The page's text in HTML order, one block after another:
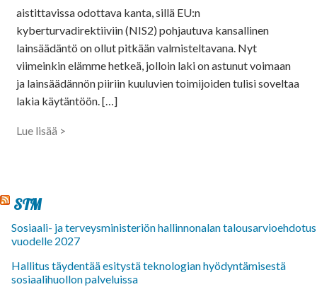
aistittavissa odottava kanta, sillä EU:n
kyberturvadirektiiviin (NIS2) pohjautuva kansallinen
lainsäädäntö on ollut pitkään valmisteltavana. Nyt
viimeinkin elämme hetkeä, jolloin laki on astunut voimaan
ja lainsäädännön piiriin kuuluvien toimijoiden tulisi soveltaa
lakia käytäntöön. […]
Lue lisää >
STM
Sosiaali- ja terveysministeriön hallinnonalan talousarvioehdotus
vuodelle 2027
Hallitus täydentää esitystä teknologian hyödyntämisestä
sosiaalihuollon palveluissa